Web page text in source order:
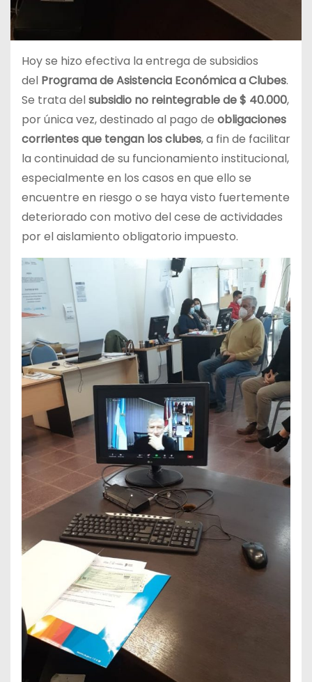
Hoy se hizo efectiva la entrega de subsidios
del Programa de Asistencia Económica a Clubes.
Se trata delsubsidio no reintegrable de $ 40.000,
por única vez, destinado al pago de obligaciones
corrientes que tengan los clubes, a fin de facilitar
la continuidad de su funcionamiento institucional,
especialmente en los casos en que ello se
encuentre en riesgo o se haya visto fuertemente
deteriorado con motivo del cese de actividades
por el aislamiento obligatorio impuesto.